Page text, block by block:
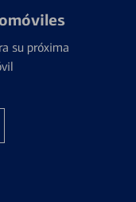
su próxima